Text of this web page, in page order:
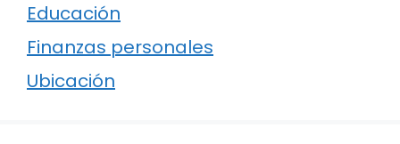
Educación
Finanzas personales
Ubicación